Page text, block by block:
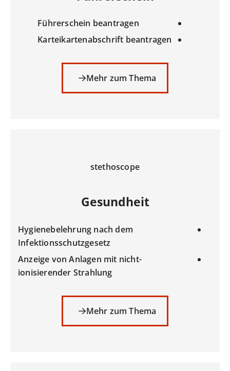
Führerschein beantragen
Karteikartenabschrift beantragen
Mehr zum Thema
stethoscope
Gesundheit
Hygienebelehrung nach dem
Infektionsschutzgesetz
Anzeige von Anlagen mit nicht-
ionisierender Strahlung
Mehr zum Thema